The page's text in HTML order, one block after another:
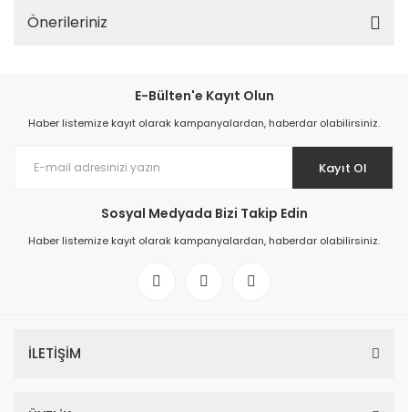
Önerileriniz
E-Bülten'e Kayıt Olun
Haber listemize kayıt olarak kampanyalardan, haberdar olabilirsiniz.
Kayıt Ol
Sosyal Medyada Bizi Takip Edin
Haber listemize kayıt olarak kampanyalardan, haberdar olabilirsiniz.
İLETİŞİM